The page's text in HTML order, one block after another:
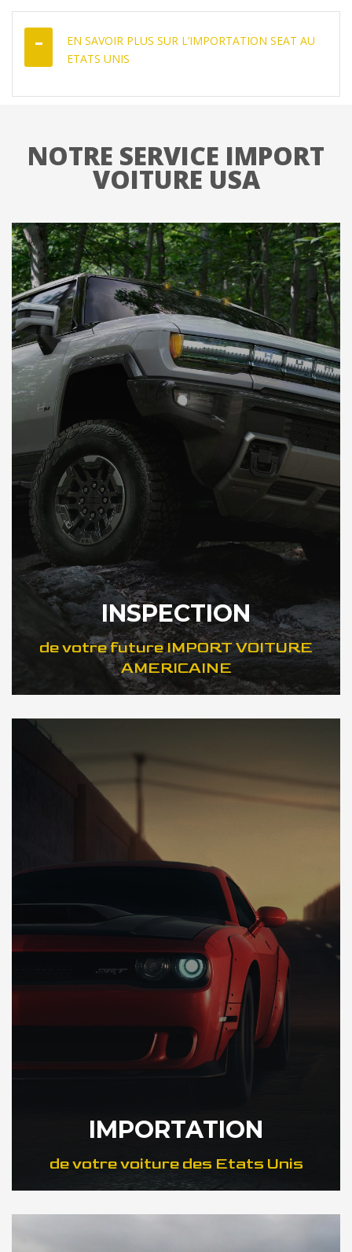
EN SAVOIR PLUS SUR L’IMPORTATION SEAT AU
ETATS UNIS
NOTRE SERVICE IMPORT
VOITURE USA
INSPECTION
de votre future IMPORT VOITURE
AMERICAINE
DÉCOUVREZ VOTRE INSPECTION AUTO USA
IMPORTATION
de votre voiture des Etats Unis